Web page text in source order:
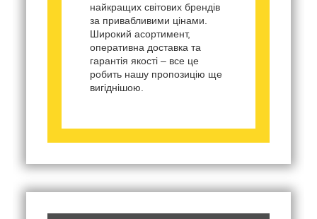
найкращих світових брендів
за привабливими цінами.
Широкий асортимент,
оперативна доставка та
гарантія якості – все це
робить нашу пропозицію ще
вигіднішою.